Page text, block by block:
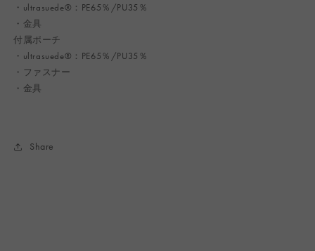
・ultrasuede®：PE65％/PU35％
・金具
付属ポーチ
・ultrasuede®：PE65％/PU35％
・ファスナー
・金具
Share